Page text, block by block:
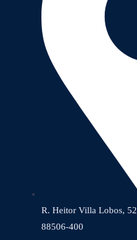
R. Heitor Villa Lobos,
88506-400